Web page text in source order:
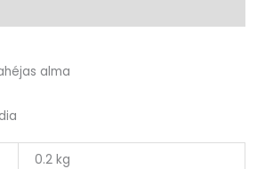
alma
0.2 kg